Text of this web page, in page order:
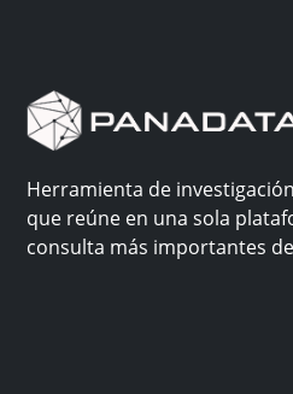
Herramienta de
que reúne en una sola
consulta más importantes